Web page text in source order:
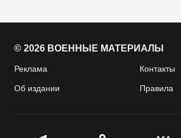
© 2026 ВОЕННЫЕ МАТЕРИАЛЫ
Реклама Контакты
Об издании Правила